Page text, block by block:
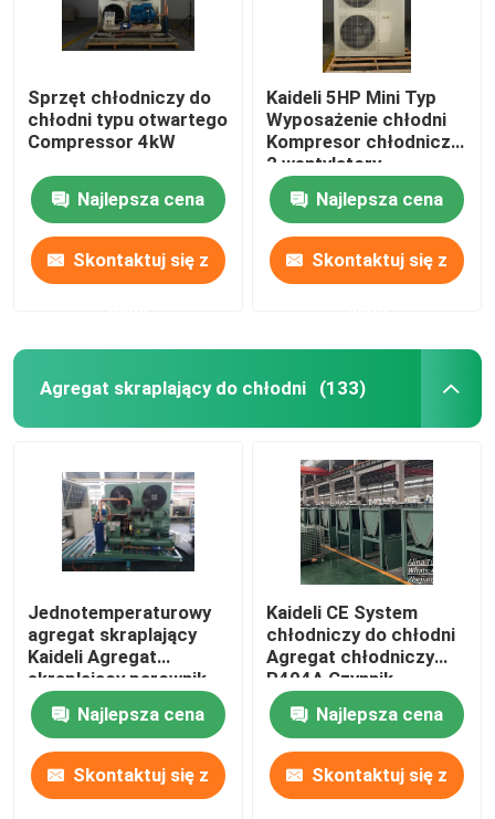
Sprzęt chłodniczy do
chłodni typu otwartego
Compressor 4kW
Najlepsza cena
Skontaktuj się z
Kaideli 5HP Mini Typ
Wyposażenie chłodni
Kompresor chłodniczy
2 wentylatory
Najlepsza cena
Skontaktuj się z
Agregat skraplający do chłodni (133)
Jednotemperaturowy
agregat skraplający
Kaideli Agregat
skraplający parownik
Najlepsza cena
Skontaktuj się z
Kaideli CE System
chłodniczy do chłodni
Agregat chłodniczy
R404A Czynnik
chłodniczy
Najlepsza cena
Skontaktuj się z